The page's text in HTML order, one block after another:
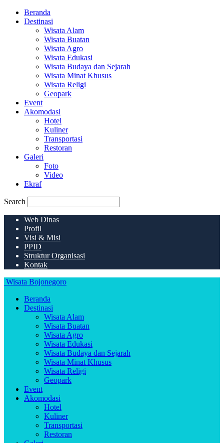
Beranda
Destinasi
Wisata Alam
Wisata Buatan
Wisata Agro
Wisata Edukasi
Wisata Budaya dan Sejarah
Wisata Minat Khusus
Wisata Religi
Geopark
Event
Akomodasi
Hotel
Kuliner
Transportasi
Restoran
Galeri
Foto
Video
Ekraf
Search
Web Dinas
Profil
Visi & Misi
PPID
Struktur Organisasi
Kontak
Wisata Bojonegoro
Beranda
Destinasi
Wisata Alam
Wisata Buatan
Wisata Agro
Wisata Edukasi
Wisata Budaya dan Sejarah
Wisata Minat Khusus
Wisata Religi
Geopark
Event
Akomodasi
Hotel
Kuliner
Transportasi
Restoran